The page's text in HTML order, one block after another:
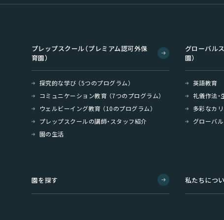
プレップスクール（プレミアム認可外保
育園）
探究的な学び （5つのプログラム）
コミュニケーション教育 （7つのプログラム）
ウェルビーイング教育 （10のプログラム）
プレップスクールの講師・スタッフ紹介
園の生活
グローバル
園）
英語教育
礼儀作法・
多彩なカ
グローバ
園を探す 私たちにつ